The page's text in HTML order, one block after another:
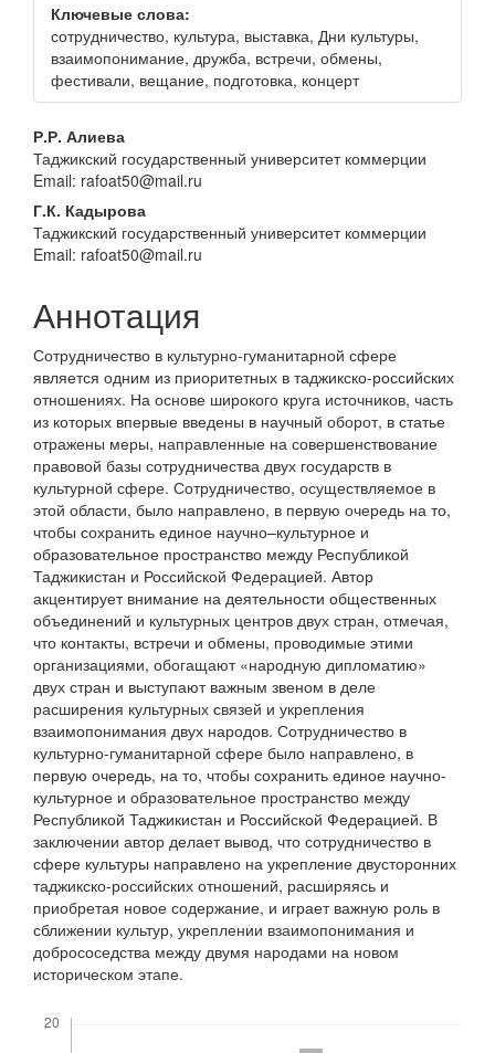
Ключевые слова:
сотрудничество, культура, выставка, Дни культуры,
взаимопонимание, дружба, встречи, обмены,
фестивали, вещание, подготовка, концерт
Основное
содержание
статьи
Р.Р. Алиева
Таджикский государственный университет коммерции
Email: rafoat50@mail.ru
Г.К. Кадырова
Таджикский государственный университет коммерции
Email: rafoat50@mail.ru
Аннотация
Сотрудничество в культурно-гуманитарной сфере
является одним из приоритетных в таджикско-российских
отношениях. На основе широкого круга источников, часть
из которых впервые введены в научный оборот, в статье
отражены меры, направленные на совершенствование
правовой базы сотрудничества двух государств в
культурной сфере. Сотрудничество, осуществляемое в
этой области, было направлено, в первую очередь на то,
чтобы сохранить единое научно–культурное и
образовательное пространство между Республикой
Таджикистан и Российской Федерацией. Автор
акцентирует внимание на деятельности общественных
объединений и культурных центров двух стран, отмечая,
что контакты, встречи и обмены, проводимые этими
организациями, обогащают «народную дипломатию»
двух стран и выступают важным звеном в деле
расширения культурных связей и укрепления
взаимопонимания двух народов. Сотрудничество в
культурно-гуманитарной сфере было направлено, в
первую очередь, на то, чтобы сохранить единое научно-
культурное и образовательное пространство между
Республикой Таджикистан и Российской Федерацией. В
заключении автор делает вывод, что сотрудничество в
сфере культуры направлено на укрепление двусторонних
таджикско-российских отношений, расширяясь и
приобретая новое содержание, и играет важную роль в
сближении культур, укреплении взаимопонимания и
добрососедства между двумя народами на новом
историческом этапе.